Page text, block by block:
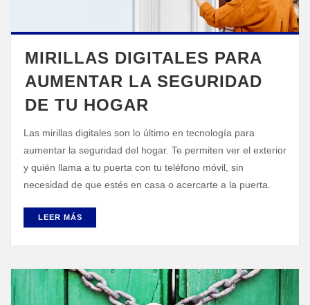
MIRILLAS DIGITALES PARA
AUMENTAR LA SEGURIDAD
DE TU HOGAR
Las mirillas digitales son lo último en tecnología para
aumentar la seguridad del hogar. Te permiten ver el exterior
y quién llama a tu puerta con tu teléfono móvil, sin
necesidad de que estés en casa o acercarte a la puerta.
LEER MÁS